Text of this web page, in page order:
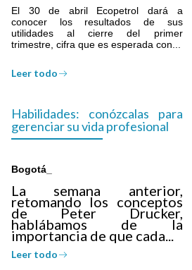
El 30 de abril Ecopetrol dará a
conocer los resultados de sus
utilidades al cierre del primer
trimestre, cifra que es esperada con...
Leer todo
Habilidades: conózcalas para
gerenciar su vida profesional
Bogotá_
La semana anterior,
retomando los conceptos
de Peter Drucker,
hablábamos de la
importancia de que cada...
Leer todo